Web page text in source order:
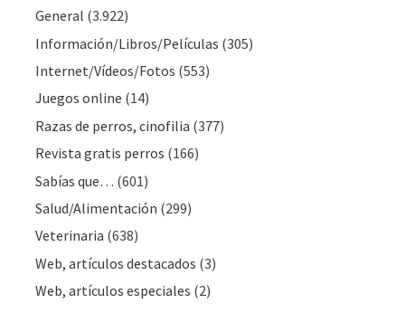
General (3.922)
Información/Libros/Películas (305)
Internet/Vídeos/Fotos (553)
Juegos online (14)
Razas de perros, cinofilia (377)
Revista gratis perros (166)
Sabías que… (601)
Salud/Alimentación (299)
Veterinaria (638)
Web, artículos destacados (3)
Web, artículos especiales (2)